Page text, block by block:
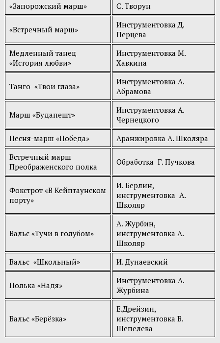
«Запорожский марш» С. Творун
«Встречный марш»
Инструментовка Д.
Перцева
Медленный танец
«История любви»
Инструментовка М.
Хавкина
Танго «Твои глаза»
Инструментовка А.
Абрамова
Марш «Будапешт»
Инструментовка А.
Чернецкого
Песня-марш «Победа»
Аранжировка А. Школяра
Встречный марш
Преображенского полка
Обработка Г. Пучкова
Фокстрот «В Кейптаунском
порту»
И. Берлин,
инструментовка А.
Школяр
Вальс «Тучи в голубом»
А. Журбин,
инструментовка А.
Школяр
Вальс «Школьный»
И. Дунаевский
Полька «Надя»
Инструментовка А.
Журбина
Вальс «Берёзка»
Е.Дрейзин,
инструментовка В.
Шепелева